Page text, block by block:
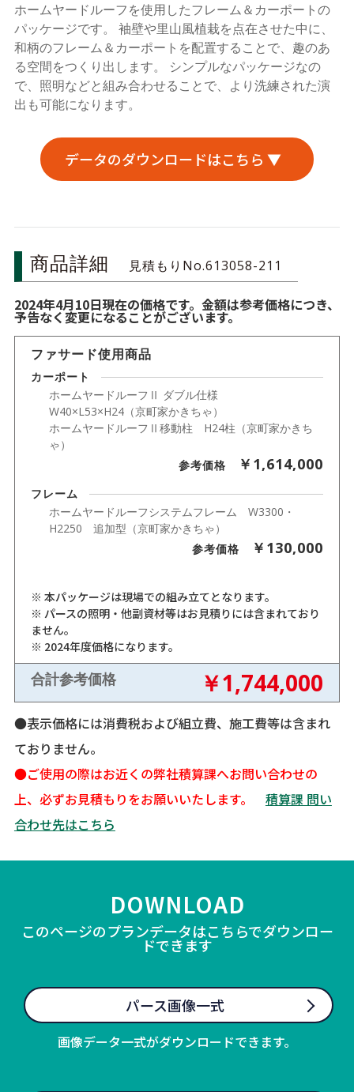
ホームヤードルーフを使用したフレーム＆カーポートの
パッケージです。 袖壁や里山風植栽を点在させた中に、
和柄のフレーム＆カーポートを配置することで、趣のあ
る空間をつくり出します。 シンプルなパッケージなの
で、照明などと組み合わせることで、より洗練された演
出も可能になります。
データのダウンロードはこちら ▼
商品詳細 見積もりNo.613058-211
2024年4月10日現在の価格です。金額は参考価格につき、
予告なく変更になることがございます。
ファサード使用商品
カーポート
ホームヤードルーフⅡ ダブル仕様
W40×L53×H24（京町家かきちゃ）
ホームヤードルーフⅡ移動柱 H24柱（京町家かきち
ゃ）
参考価格
￥1,614,000
フレーム
ホームヤードルーフシステムフレーム W3300・
H2250 追加型（京町家かきちゃ）
参考価格
￥130,000
※ 本パッケージは現場での組み立てとなります。
※ パースの照明・他副資材等はお見積りには含まれており
ません。
※ 2024年度価格になります。
合計参考価格 ￥1,744,000
●表示価格には消費税および組立費、施工費等は含まれ
ておりません。
●ご使用の際はお近くの弊社積算課へお問い合わせの
上、必ずお見積もりをお願いいたします。
積算課 問い
合わせ先はこちら
DOWNLOAD
このページのプランデータはこちらでダウンロー
ドできます
パース画像一式
画像データ一式がダウンロードできます。